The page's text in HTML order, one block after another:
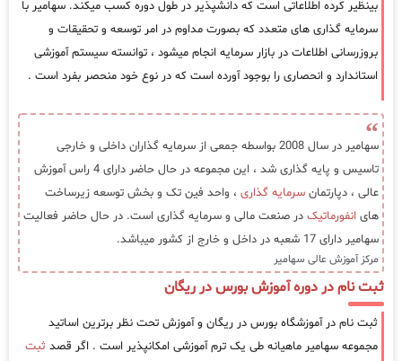
بینظیر کرده اطلاعاتی است که دانشپذیر در طول دوره کسب میکند. سهامیر با
سرمایه گذاری های متعدد که بصورت مداوم در امر توسعه و تحقیقات و
بروزرسانی اطلاعات در بازار سرمایه انجام میشود ، توانسته سیستم آموزشی
استاندارد و انحصاری را بوجود آورده است که در نوع خود منحصر بفرد است .
سهامیر در سال 2008 بواسطه جمعی از سرمایه گذاران داخلی و خارجی
تاسیس و پایه گذاری شد ، این مجموعه در حال حاضر دارای 4 راس آموزش
عالی ، دپارتمان سرمایه گذاری ، واحد فین تک و بخش توسعه زیرساخت
های انفورماتیک در صنعت مالی و سرمایه گذاری است. در حال حاضر فعالیت
سهامیر دارای 17 شعبه در داخل و خارج از کشور میباشد.
مرکز آموزش عالی سهامیر
ثبت نام در دوره آموزش بورس در ریگان
ثبت نام در آموزشگاه بورس در ریگان و آموزش تحت نظر برترین اساتید
مجموعه سهامیر ماهیانه طی یک ترم آموزشی امکانپذیر است . اگر قصد ثبت